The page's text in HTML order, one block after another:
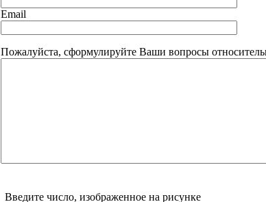
Email
Пожалуйста, сформулируйте Ваши вопросы
Введите число, изображенное на рисунке